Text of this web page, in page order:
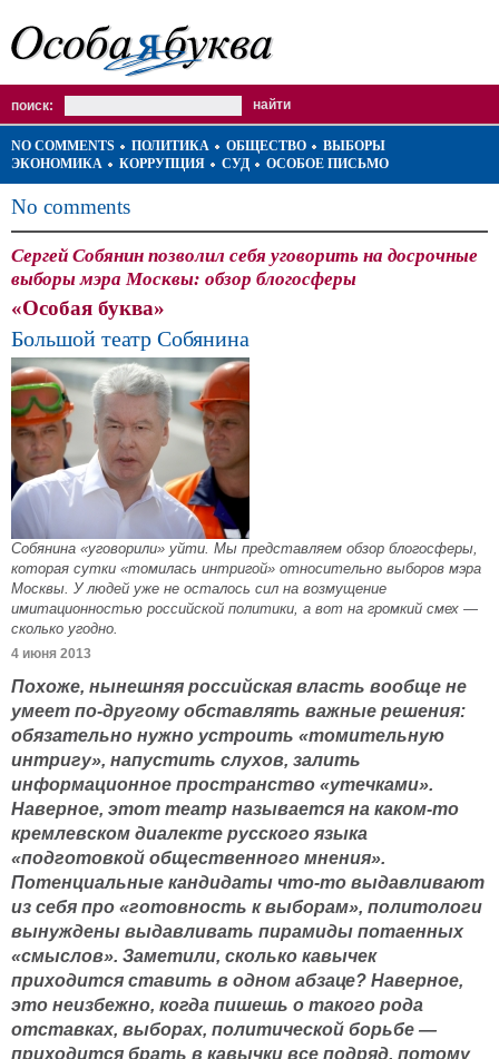
поиск:
NO COMMENTS ПОЛИТИКА ОБЩЕСТВО
ВЫБОРЫ
ЭКОНОМИКА
КОРРУПЦИЯ СУД ОСОБОЕ ПИСЬМО
No comments
Сергей Собянин позволил себя уговорить на досрочные
выборы мэра Москвы: обзор блогосферы
«Особая буква»
Большой театр Собянина
Собянина «уговорили» уйти. Мы представляем обзор блогосферы,
которая сутки «томилась интригой» относительно выборов мэра
Москвы. У людей уже не осталось сил на возмущение
имитационностью российской политики, а вот на громкий смех —
сколько угодно.
4 июня 2013
Похоже, нынешняя российская власть вообще не
умеет по-другому обставлять важные решения:
обязательно нужно устроить «томительную
интригу», напустить слухов, залить
информационное пространство «утечками».
Наверное, этот театр называется на каком-то
кремлевском диалекте русского языка
«подготовкой общественного мнения».
Потенциальные кандидаты что-то выдавливают
из себя про «готовность к выборам», политологи
вынуждены выдавливать пирамиды потаенных
«смыслов». Заметили, сколько кавычек
приходится ставить в одном абзаце? Наверное,
это неизбежно, когда пишешь о такого рода
отставках, выборах, политической борьбе —
приходится брать в кавычки все подряд, потому